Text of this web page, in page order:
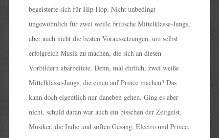
begeisterte sich für Hip Hop. Nicht unbedingt
ungewöhnlich für zwei weiße britische Mittelklasse-Jungs,
aber auch nicht die besten Voraussetzungen, um selbst
erfolgreich Musik zu machen, die sich an diesen
Vorbildern abarbeitete. Denn, mal ehrlich, zwei weiße
Mittelklasse-Jungs, die einen auf Prince machen? Das
kann doch eigentlich nur daneben gehen. Ging es aber
nicht, schuld daran war auch ein bisschen der Zeitgeist.
Musiker, die Indie und soften Gesang, Electro und Prince,